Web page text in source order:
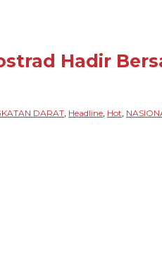
Hadir
DARAT, Headline, Hot,